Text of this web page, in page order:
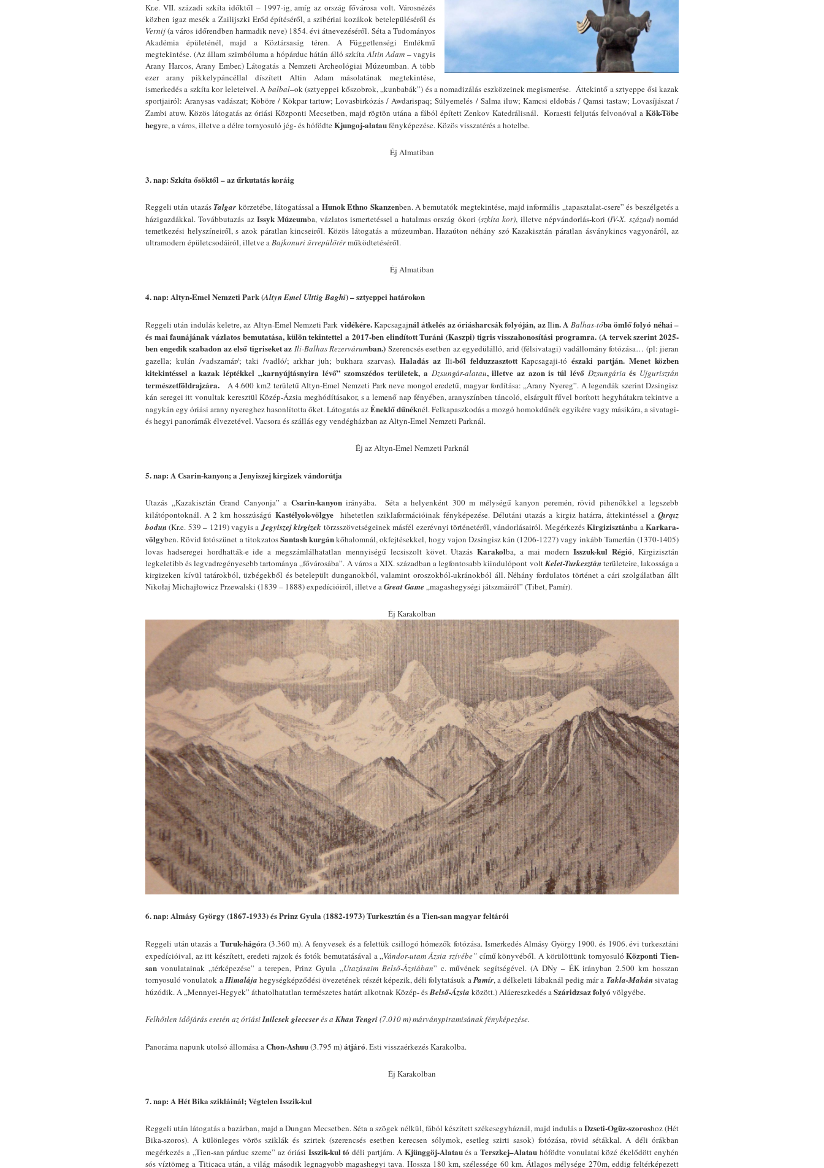
Kr.e. VII. századi szkíta időktől – 1997-ig, amíg az ország fővárosa volt. Városnézés
közben igaz mesék a Zailijszki Erőd építéséről, a szibériai kozákok betelepüléséről és
Vernij(a város időrendben harmadik neve) 1854. évi átnevezéséről. Séta a Tudományos
Akadémia épületénél, majd a Köztársaság téren. A Függetlenségi Emlékmű
megtekintése. (Az állam szimbóluma a hópárduc hátán álló szkítaAltin Adam – vagyis
Arany Harcos, Arany Ember.) Látogatás a Nemzeti Archeológiai Múzeumban. A több
ezer arany pikkelypáncéllal díszített Altin Adam másolatának megtekintése,
ismerkedés a szkíta kor leleteivel. A balbal–ok (sztyeppei kőszobrok, „kunbabák”) és a nomadizálás eszközeinek megismerése. Áttekintő a sztyeppe ősi kazak
sportjairól: Aranysas vadászat; Köböre / Kökpar tartuw; Lovasbirkózás / Awdarispaq; Súlyemelés / Salma iluw; Kamcsi eldobás / Qamsi tastaw; Lovasíjászat /
Zambi atuw. Közös látogatás az óriási Központi Mecsetben, majd rögtön utána a fából épített Zenkov Katedrálisnál. Koraesti feljutás felvonóval a Kök-Töbe
hegyre, a város, illetve a délre tornyosuló jég- és hófödteKjungoj-alataufényképezése. Közös visszatérés a hotelbe.
Éj Almatiban
3. nap: Szkíta ősöktől – az űrkutatás koráig
Reggeli után utazásTalgar körzetébe, látogatással a Hunok Ethno Skanzenben. A bemutatók megtekintése, majd informális „tapasztalat-csere” és beszélgetés a
házigazdákkal. Továbbutazás azIssyk Múzeumba, vázlatos ismertetéssel a hatalmas ország ókori (szkíta kor), illetve népvándorlás-kori (IV-X. század) nomád
temetkezési helyszíneiről, s azok páratlan kincseiről. Közös látogatás a múzeumban. Hazaúton néhány szó Kazakisztán páratlan ásványkincs vagyonáról, az
ultramodern épületcsodáiról, illetve aBajkonuri űrrepülőtérműködtetéséről.
Éj Almatiban
4. nap: Altyn-Emel Nemzeti Park (Altyn Emel Ulttig Baghi) – sztyeppei határokon
Reggeli után indulás keletre, az Altyn-Emel Nemzeti Park vidékére.Kapcsagajnál átkelés az óriásharcsák folyóján, azIlin. A Balhas-tóba ömlő folyó néhai –
és mai faunájának vázlatos bemutatása, külön tekintettel a 2017-ben elindított Turáni (Kaszpi) tigris visszahonosítási programra. (A tervek szerint 2025-
ben engedik szabadon az első tigriseket az Ili-Balhas Rezervárumban.) Szerencsés esetben az egyedülálló, arid (félsivatagi) vadállomány fotózása… (pl: jieran
gazella; kulán /vadszamár/; taki /vadló/; arkhar juh; bukhara szarvas). Haladás az Ili-ből felduzzasztottKapcsagaji-tó északi partján. Menet közben
kitekintéssel a kazak léptékkel „karnyújtásnyira lévő” szomszédos területek, a Dzsungár-alatau, illetve az azon is túl lévő Dzsungária és Ujgurisztán
természetföldrajzára. A 4.600 km2 területű Altyn-Emel Nemzeti Park neve mongol eredetű, magyar fordítása: „Arany Nyereg”. A legendák szerint Dzsingisz
kán seregei itt vonultak keresztül Közép-Ázsia meghódításakor, s a lemenő nap fényében, aranyszínben táncoló, elsárgult fűvel borított hegyhátakra tekintve a
nagykán egy óriási arany nyereghez hasonlította őket. Látogatás azÉneklő dűnéknél. Felkapaszkodás a mozgó homokdűnék egyikére vagy másikára, a sivatagi-
és hegyi panorámák élvezetével. Vacsora és szállás egy vendégházban az Altyn-Emel Nemzeti Parknál.
Éj az Altyn-Emel Nemzeti Parknál
5. nap: A Csarin-kanyon; a Jenyiszej kirgizek vándorútja
Utazás „Kazakisztán Grand Canyonja” a Csarin-kanyonirányába. Séta a helyenként 300 m mélységű kanyon peremén, rövid pihenőkkel a legszebb
kilátópontoknál. A 2 km hosszúságú Kastélyok-völgyehihetetlen sziklaformációinak fényképezése. Délutáni utazás a kirgiz határra, áttekintéssel aQırqız
bodun(Kr.e. 539 – 1219) vagyis a Jegyiszej kirgizek törzsszövetségeinek másfél ezerévnyi történetéről, vándorlásairól. MegérkezésKirgizisztánba aKarkara-
völgyben. Rövid fotószünet a titokzatosSantash kurgánkőhalomnál, okfejtésekkel, hogy vajon Dzsingisz kán (1206-1227) vagy inkább Tamerlán (1370-1405)
lovas hadseregei hordhatták-e ide a megszámlálhatatlan mennyiségű lecsiszolt követ. UtazásKarakolba, a mai modernIsszuk-kul Régió, Kirgizisztán
legkeletibb és legvadregényesebb tartománya „fővárosába”. A város a XIX. században a legfontosabb kiindulópont voltKelet-Turkesztánterületeire, lakossága a
kirgizeken kívül tatárokból, üzbégekből és betelepült dunganokból, valamint oroszokból-ukránokból áll. Néhány fordulatos történet a cári szolgálatban állt
Nikołaj Michajłowicz Przewalski (1839 – 1888) expedícióiról, illetve aGreat Game „magashegységi játszmáiról” (Tibet, Pamír).
Éj Karakolban
6. nap: Almásy György (1867-1933) és Prinz Gyula (1882-1973)Turkesztán és a Tien-san magyar feltárói
Reggeli után utazás a Turuk-hágóra (3.360 m). A fenyvesek és a felettük csillogó hómezők fotózása. Ismerkedés Almásy György 1900. és 1906. évi turkesztáni
expedícióival, az itt készített, eredeti rajzok és fotók bemutatásával a „Vándor-utam Ázsia szívébe” című könyvéből. A körülöttünk tornyosulóKözponti Tien-
san vonulatainak „térképezése” a terepen, Prinz Gyula „Utazásaim Belső-Ázsiában” c. művének segítségével. (A DNy – ÉK irányban 2.500 km hosszan
tornyosuló vonulatok aHimalája hegységképződési övezetének részét képezik, déli folytatásuk aPamír, a délkeleti lábaknál pedig már a Takla-Makánsivatag
húzódik. A „Mennyei-Hegyek” áthatolhatatlan természetes határt alkotnak Közép- ésBelső-Ázsia között.) Aláereszkedés aSzáridzsazfolyó völgyébe.
Felhőtlen időjárás esetén az óriásiInilcsek gleccserés a Khan Tengri(7.010 m) márványpiramisának fényképezése.
Panoráma napunk utolsó állomása aChon-Ashuu(3.795 m)átjáró. Esti visszaérkezés Karakolba.
Éj Karakolban
7. nap: A Hét Bika szikláinál; Végtelen Isszik-kul
Reggeli után látogatás a bazárban, majd a Dungan Mecsetben. Séta a szögek nélkül, fából készített székesegyháznál, majd indulás aDzseti-Ogüz-szoroshoz (Hét
Bika-szoros). A különleges vörös sziklák és szirtek (szerencsés esetben kerecsen sólymok, esetleg szirti sasok) fotózása, rövid sétákkal. A déli órákban
megérkezés a „Tien-san párduc szeme” az óriási Isszik-kul tó déli partjára. A Kjünggöj-Alataués aTerszkej–Alatau hófödte vonulatai közé ékelődött enyhén
sós víztömeg a Titicaca után, a világ második legnagyobb magashegyi tava. Hossza 180 km, szélessége 60 km. Átlagos mélysége 270m, eddig feltérképezett